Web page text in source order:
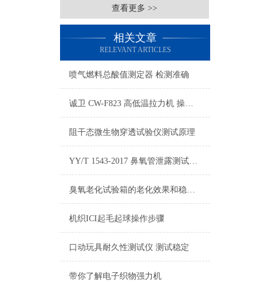
查看更多 >>
相关文章
RELEVANT ARTICLES
喷气燃料总酸值测定器 检测准确
诚卫 CW-F823 高低温拉力机 操作简单
阻干态微生物穿透试验仪测试原理
YY/T 1543-2017 鼻氧管泄露测试仪 符合标准 上海诚卫
臭氧老化试验箱的老化效果和稳定性研究
机织ICI起毛起球操作步骤
口动玩具耐久性测试仪 测试稳定
带你了解电子织物强力机